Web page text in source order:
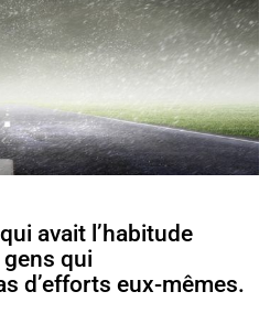
avait l’habitude
qui
d’efforts eux-mêmes.